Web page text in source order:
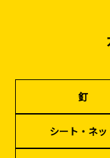
コンクリ
イベント設
バリケード（
釘
シート・ネッ